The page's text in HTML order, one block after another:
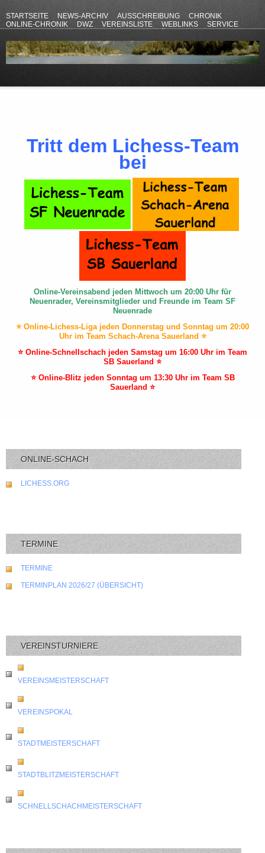
STARTSEITE NEWS-ARCHIV AUSSCHREIBUNG
CHRONIK
ONLINE-CHRONIK
DWZ VEREINSLISTE WEBLINKS
SERVICE
Tritt dem Lichess-Team
bei
Online-Vereinsabend jeden Mittwoch um 20:00 Uhr für
Neuenrader, Vereinsmitglieder und Freunde im Team SF
Neuenrade
⭐ Online-Lichess-Liga jeden Donnerstag und Sonntag um 20:00
Uhr im Team Schach-Arena Sauerland ⭐
⭐ Online-Schnellschach jeden Samstag um 16:00 Uhr im Team
SB Sauerland ⭐
⭐ Online-Blitz jeden Sonntag um 13:30 Uhr im Team SB
Sauerland ⭐
ONLINE-SCHACH
LICHESS.ORG
TERMINE
TERMINE
TERMINPLAN 2026/27 (ÜBERSICHT)
VEREINSTURNIERE
VEREINSMEISTERSCHAFT
VEREINSPOKAL
STADTMEISTERSCHAFT
STADTBLITZMEISTERSCHAFT
SCHNELLSCHACHMEISTERSCHAFT